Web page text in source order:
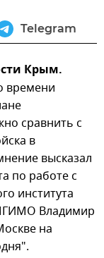
Telegram
Крым.
времени
сравнить с
в
высказал
по работе с
института
Владимир
на